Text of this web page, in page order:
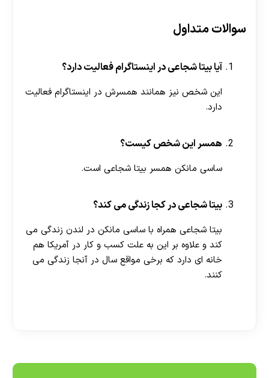
سوالات متداول
آیا بیتا شجاعی در اینستاگرام فعالیت دارد؟
این شخص نیز همانند همسرش در اینستاگرام فعالیت
دارد.
همسر این شخص کیست؟
ساسی مانکن همسر بیتا شجاعی است.
بیتا شجاعی در کجا زندگی می کند؟
بیتا شجاعی همراه با ساسی مانکن در لندن زندگی می
کند و علاوه بر این به علت کسب و کار در آمریکا هم
خانه ای دارد که برخی مواقع سال در آنجا زندگی می
کنند.